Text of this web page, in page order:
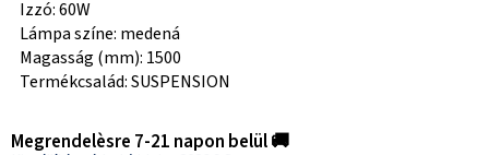
Izzó: 60W
Lámpa színe: medená
Magasság (mm): 1500
Termékcsalád: SUSPENSION
Megrendelèsre 7-21 napon belül 🚚